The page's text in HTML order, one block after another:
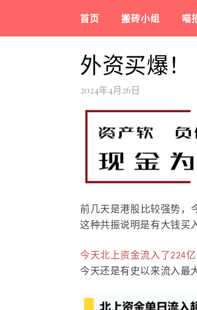
首页 搬砖小组 喵
外资买爆！
2024年4月26日
前几天是港股比较强势，
这种共振说明是有大钱买
今天北上资金流入了224亿
今天还是有史以来流入最